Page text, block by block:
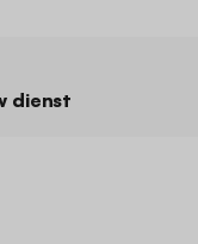
dienst